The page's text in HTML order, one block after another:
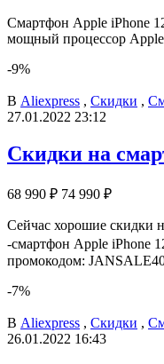
Смартфон Apple iPhone
мощный процессор
-9%
В Aliexpress , Скидки ,
27.01.2022 23:12
Скидки на
68 990 ₽ 74 990 ₽
Сейчас хорошие скидки
-смартфон Apple iPhone
промокодом:
-7%
В Aliexpress , Скидки ,
26.01.2022 16:43